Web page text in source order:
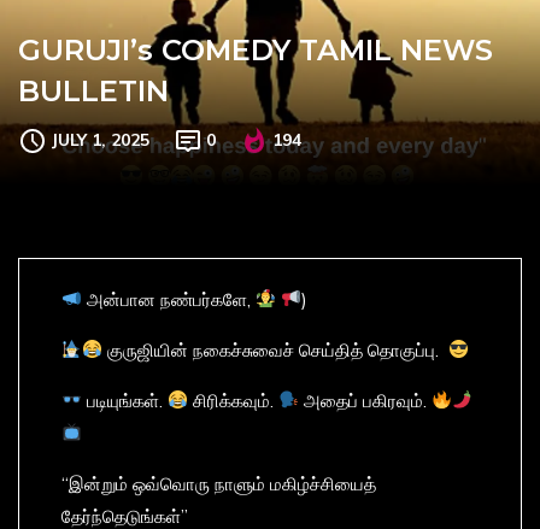
GURUJI’s COMEDY TAMIL NEWS
BULLETIN
JULY 1, 2025 0 194
அன்பான நண்பர்களே, )
குருஜியின் நகைச்சுவைச் செய்தித் தொகுப்பு.
படியுங்கள். சிரிக்கவும். அதைப் பகிரவும்.
“இன்றும் ஒவ்வொரு நாளும் மகிழ்ச்சியைத்
தேர்ந்தெடுங்கள்”